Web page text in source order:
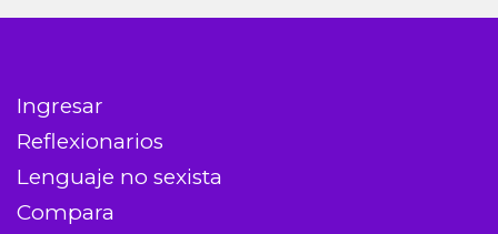
Ingresar
Reflexionarios
Lenguaje no sexista
Compara